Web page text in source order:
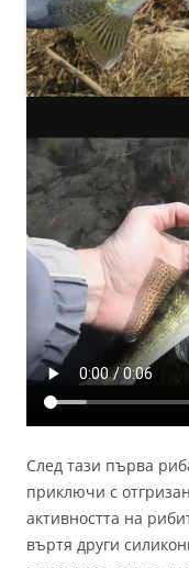
След тази първа
приключи с
активността на
въртя други